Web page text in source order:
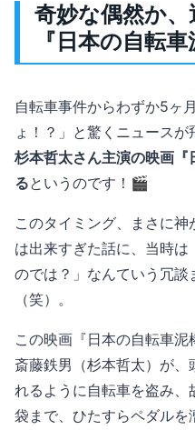
奇妙な偶然か
『日本の自転
自転車事件からわずか5ヶ
ょ！？」と驚くニュースが
杉本哲太さん主演の映画
るというのです！🎬
このタイミング、まさに
は出来すぎた話に、当時
のでは？」なんていう冗談
（笑）。
この映画『日本の自転車泥
斎藤鉄男（杉本哲太）が
れるように自転車を盗み
袋まで、ひたすらペダルを